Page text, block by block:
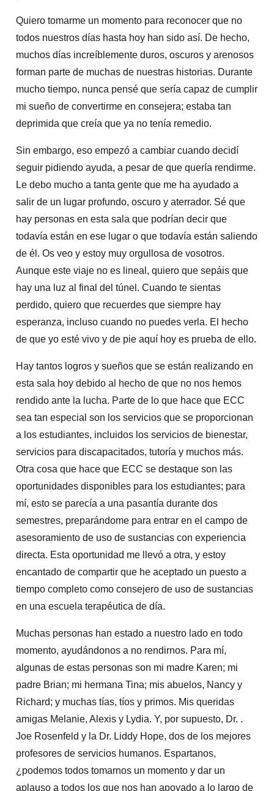
Quiero tomarme un momento para reconocer que no
todos nuestros días hasta hoy han sido así. De hecho,
muchos días increíblemente duros, oscuros y arenosos
forman parte de muchas de nuestras historias. Durante
mucho tiempo, nunca pensé que sería capaz de cumplir
mi sueño de convertirme en consejera; estaba tan
deprimida que creía que ya no tenía remedio.
Sin embargo, eso empezó a cambiar cuando decidí
seguir pidiendo ayuda, a pesar de que quería rendirme.
Le debo mucho a tanta gente que me ha ayudado a
salir de un lugar profundo, oscuro y aterrador. Sé que
hay personas en esta sala que podrían decir que
todavía están en ese lugar o que todavía están saliendo
de él. Os veo y estoy muy orgullosa de vosotros.
Aunque este viaje no es lineal, quiero que sepáis que
hay una luz al final del túnel. Cuando te sientas
perdido, quiero que recuerdes que siempre hay
esperanza, incluso cuando no puedes verla. El hecho
de que yo esté vivo y de pie aquí hoy es prueba de ello.
Hay tantos logros y sueños que se están realizando en
esta sala hoy debido al hecho de que no nos hemos
rendido ante la lucha. Parte de lo que hace que ECC
sea tan especial son los servicios que se proporcionan
a los estudiantes, incluidos los servicios de bienestar,
servicios para discapacitados, tutoría y muchos más.
Otra cosa que hace que ECC se destaque son las
oportunidades disponibles para los estudiantes; para
mí, esto se parecía a una pasantía durante dos
semestres, preparándome para entrar en el campo de
asesoramiento de uso de sustancias con experiencia
directa. Esta oportunidad me llevó a otra, y estoy
encantado de compartir que he aceptado un puesto a
tiempo completo como consejero de uso de sustancias
en una escuela terapéutica de día.
Muchas personas han estado a nuestro lado en todo
momento, ayudándonos a no rendirnos. Para mí,
algunas de estas personas son mi madre Karen; mi
padre Brian; mi hermana Tina; mis abuelos, Nancy y
Richard; y muchas tías, tíos y primos. Mis queridas
amigas Melanie, Alexis y Lydia. Y, por supuesto, Dr. .
Joe Rosenfeld y la Dr. Liddy Hope, dos de los mejores
profesores de servicios humanos. Espartanos,
¿podemos todos tomarnos un momento y dar un
aplauso a todos los que nos han apoyado a lo largo de